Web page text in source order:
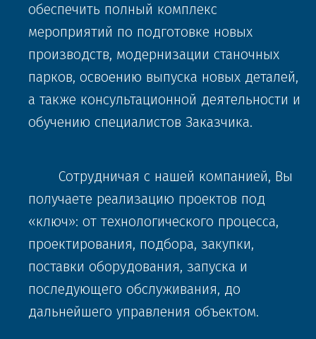
KAMIOKA: Портальные
обрабатывающие центры с
ЧПУ
"Построены для твердой
обработки"
обеспечить полный комплекс
мероприятий по подготовке новых
производств, модернизации станочных
парков, освоению выпуска новых деталей,
а также консультационной деятельности и
обучению специалистов Заказчика.
получаете реализацию проектов под
«ключ»: от технологического процесса,
проектирования, подбора, закупки,
поставки оборудования, запуска и
последующего обслуживания, до
дальнейшего управления объектом.